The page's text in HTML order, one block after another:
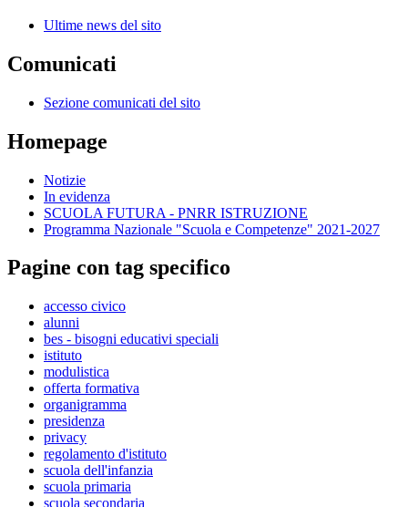
Ultime news del sito
Comunicati
Sezione comunicati del sito
Homepage
Notizie
In evidenza
SCUOLA FUTURA - PNRR ISTRUZIONE
Programma Nazionale "Scuola e Competenze" 2021-2027
Pagine con tag specifico
accesso civico
alunni
bes - bisogni educativi speciali
istituto
modulistica
offerta formativa
organigramma
presidenza
privacy
regolamento d'istituto
scuola dell'infanzia
scuola primaria
scuola secondaria